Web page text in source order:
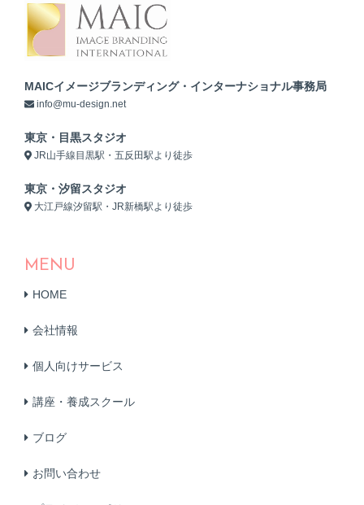
MAICイメージブランディング・インターナショナル事務局
info@mu-design.net
東京・目黒スタジオ
JR山手線目黒駅・五反田駅より徒歩
東京・汐留スタジオ
大江戸線汐留駅・JR新橋駅より徒歩
MENU
HOME
会社情報
個人向けサービス
講座・養成スクール
ブログ
お問い合わせ